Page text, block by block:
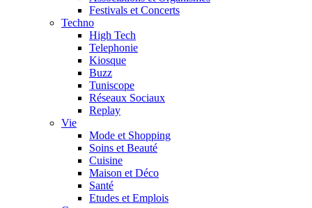
Festivals et Concerts
Techno
High Tech
Telephonie
Kiosque
Buzz
Tuniscope
Réseaux Sociaux
Replay
Vie
Mode et Shopping
Soins et Beauté
Cuisine
Maison et Déco
Santé
Etudes et Emplois